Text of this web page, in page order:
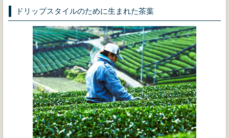
ドリップスタイルのために生まれた茶葉